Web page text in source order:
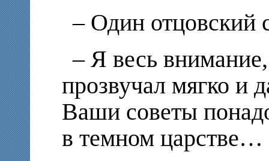
– Один отцовский
– Я весь
прозвучал мягко и
Ваши советы
в темном царстве…